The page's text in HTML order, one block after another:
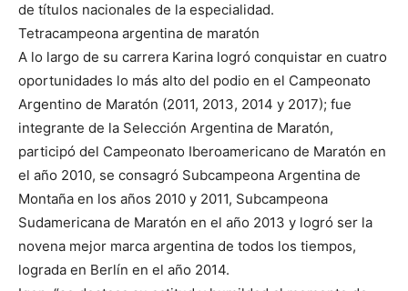
de títulos nacionales de la especialidad.
Tetracampeona argentina de maratón
A lo largo de su carrera Karina logró conquistar en cuatro
oportunidades lo más alto del podio en el Campeonato
Argentino de Maratón (2011, 2013, 2014 y 2017); fue
integrante de la Selección Argentina de Maratón,
participó del Campeonato Iberoamericano de Maratón en
el año 2010, se consagró Subcampeona Argentina de
Montaña en los años 2010 y 2011, Subcampeona
Sudamericana de Maratón en el año 2013 y logró ser la
novena mejor marca argentina de todos los tiempos,
lograda en Berlín en el año 2014.